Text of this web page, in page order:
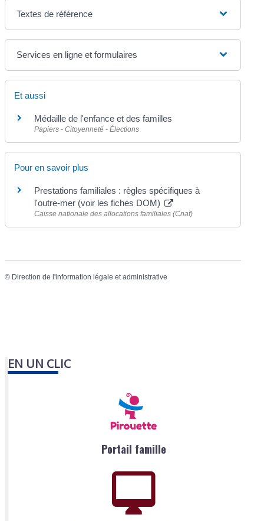
Textes de référence
Services en ligne et formulaires
Et aussi
Médaille de l'enfance et des familles
Papiers - Citoyenneté - Élections
Pour en savoir plus
Prestations familiales : règles spécifiques à
l'outre-mer (voir les fiches DOM)
Caisse nationale des allocations familiales (Cnaf)
© Direction de l'information légale et administrative
EN UN CLIC
Portail famille